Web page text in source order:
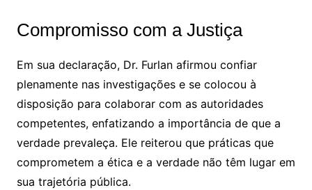
Compromisso com a Justiça
Em sua declaração, Dr. Furlan afirmou confiar
plenamente nas investigações e se colocou à
disposição para colaborar com as autoridades
competentes, enfatizando a importância de que a
verdade prevaleça. Ele reiterou que práticas que
comprometem a ética e a verdade não têm lugar em
sua trajetória pública.